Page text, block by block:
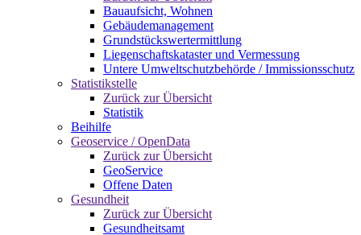
Bauaufsicht, Wohnen
Gebäudemanagement
Grundstückswertermittlung
Liegenschaftskataster und Vermessung
Untere Umweltschutzbehörde / Immissionsschutz
Statistikstelle
Zurück zur Übersicht
Statistik
Beihilfe
Geoservice / OpenData
Zurück zur Übersicht
GeoService
Offene Daten
Gesundheit
Zurück zur Übersicht
Gesundheitsamt